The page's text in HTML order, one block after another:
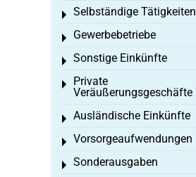
Selbständige Tätigkeiten
Toggle menu
Gewerbebetriebe
Toggle menu
Sonstige Einkünfte
Toggle menu
Private
Veräußerungsgeschäfte
Toggle menu
Ausländische Einkünfte
Toggle menu
Vorsorgeaufwendungen
Toggle menu
Sonderausgaben
Toggle menu